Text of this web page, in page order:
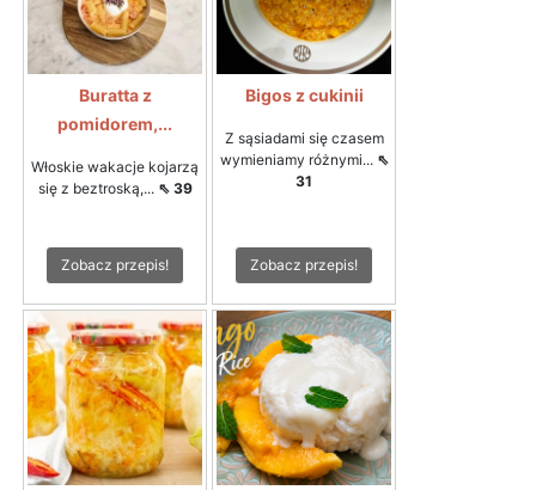
Buratta z
pomidorem,...
Włoskie wakacje kojarzą
się z beztroską,... ⇖ 39
Zobacz przepis!
Bigos z cukinii
Z sąsiadami się czasem
wymieniamy różnymi... ⇖
31
Zobacz przepis!